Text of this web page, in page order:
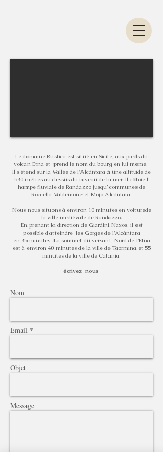
Le domaine Rustìca est situé en Sicile, aux pieds du
volcan Etna et prend le nom du bourg en lui meme.
Il s'étend sur la Vallée de l'Alcàntara à une altitude de
530 mètres au dessus du niveau de la mer. Il côtoie l’
hampe fluviale de Randazzo jusqu’ communes de
Roccella Valdemone et Mojo Alcàntara.
Nous nous situons à environ 10 minutes en voiturede
la ville médiévale de Randazzo.
En prenant la direction de Giardini Naxos, il est
possible d'atteindre les Gorges de l'Alcàntara
en 35 minutes. La sommet du versant Nord de l’Etna
est à environ 40 minutes de la ville de Taormina et 55
minutes de la ville de Catania.
écrivez-nous
Nom
Email *
Objet
Message